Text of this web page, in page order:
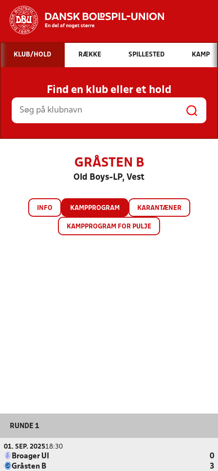
Hvad vil du søge efter?
INDHOLD OG NYHEDER
STILLINGER, RESULTATER, KLUBBER OG
HOLD
KLUB/HOLD RÆKKE SPILLESTED KAMP
Find en klub eller et hold
GRÅSTEN B
Old Boys-LP, Vest
INFO KAMPPROGRAM KARANTÆNER
KAMPPROGRAM FOR PULJE
RUNDE 1
01. SEP. 202518:30
Broager UI
0
Gråsten B
3